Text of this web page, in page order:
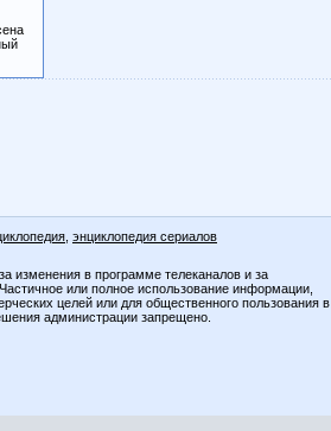
энциклопедия сериалов
изменения в программе телеканалов и за
или полное использование информации,
целей или для общественного пользования в
администрации запрещено.